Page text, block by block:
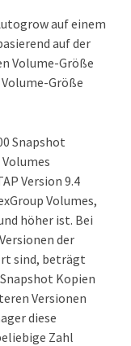
auf einem
auf der
Volume-Größe
Größe
Snapshot
Version 9.4
Volumes,
höher ist. Bei
der
sind, beträgt
Kopien
Versionen
diese
Zahl